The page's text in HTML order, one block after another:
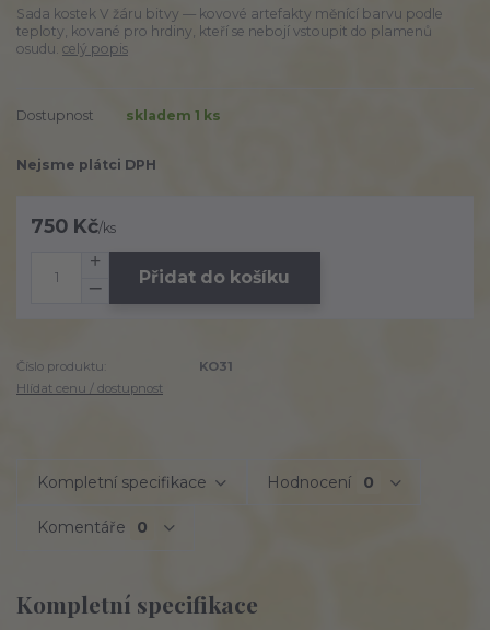
Sada kostek V žáru bitvy — kovové artefakty měnící barvu podle
teploty, kované pro hrdiny, kteří se nebojí vstoupit do plamenů
osudu. celý popis
Dostupnost skladem 1 ks
Nejsme plátci DPH
750 Kč/ks
Přidat do košíku
Číslo produktu:
KO31
Hlídat cenu / dostupnost
Kompletní specifikace Hodnocení 0
Komentáře 0
Kompletní specifikace